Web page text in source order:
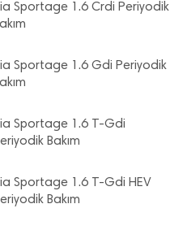
Sportage 1.6 Crdi Periyodik
Sportage 1.6 Gdi Periyodik
Sportage 1.6 T-Gdi
Bakım
Sportage 1.6 T-Gdi HEV
Bakım